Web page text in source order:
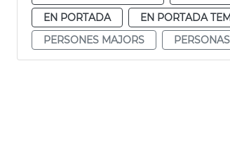
EN PORTADA
EN PORTADA
PERSONES MAJORS